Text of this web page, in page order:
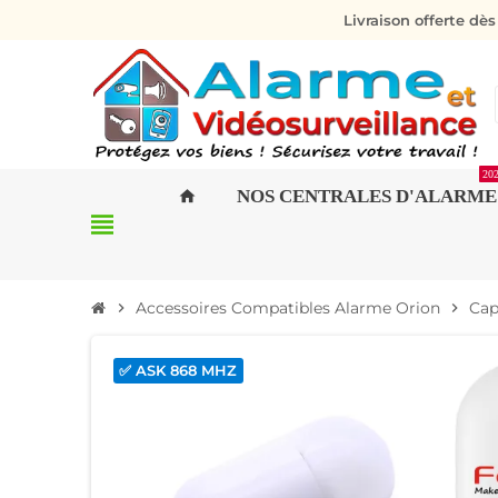
Livraison offerte
view_headline
home NOS CENTRALES D'ALARME
chevron_right Accessoires Compatibles Alarme Orion chevron_right
✅ ASK 868 MHZ